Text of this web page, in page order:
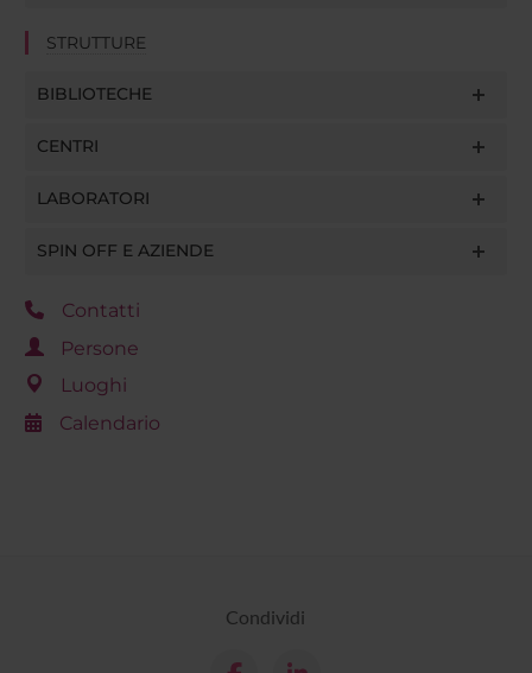
STRUTTURE
BIBLIOTECHE
CENTRI
LABORATORI
SPIN OFF E AZIENDE
Contatti
Persone
Luoghi
Calendario
Condividi